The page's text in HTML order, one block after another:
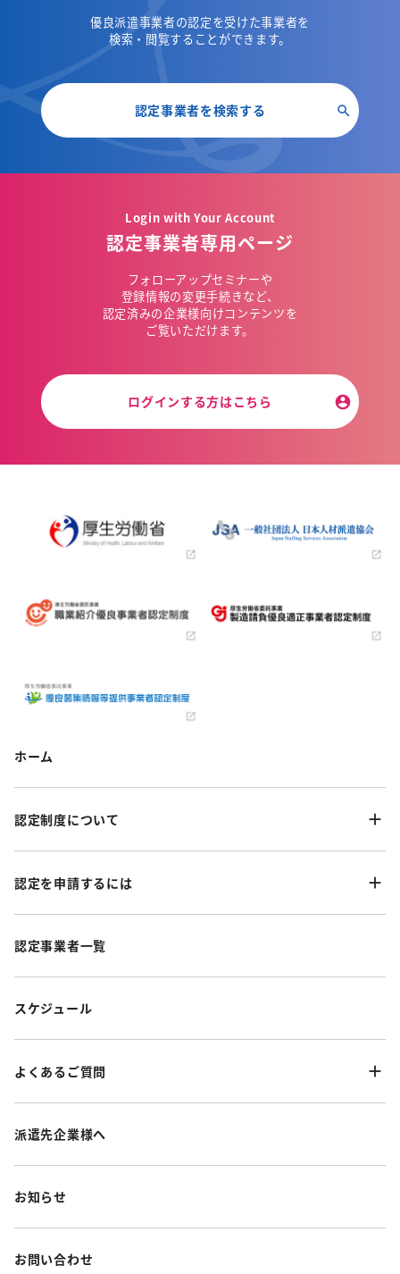
優良派遣事業者の認定を受けた事業者を
検索・閲覧することができます。
認定事業者を検索する
Login with Your Account
認定事業者専用ページ
フォローアップセミナーや
登録情報の変更手続きなど、
認定済みの企業様向けコンテンツを
ご覧いただけます。
ログインする方はこちら
ホーム
認定制度について
認定を申請するには
認定事業者一覧
スケジュール
よくあるご質問
派遣先企業様へ
お知らせ
お問い合わせ